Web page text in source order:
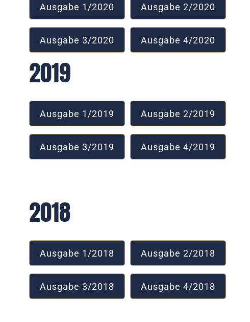
Ausgabe 1/2020 Ausgabe 2/2020
Ausgabe 3/2020 Ausgabe 4/2020
2019
Ausgabe 1/2019 Ausgabe 2/2019
Ausgabe 3/2019 Ausgabe 4/2019
2018
Ausgabe 1/2018 Ausgabe 2/2018
Ausgabe 3/2018 Ausgabe 4/2018